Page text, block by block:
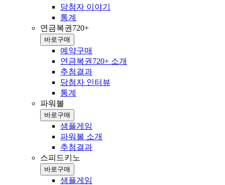
당첨자 이야기
통계
연금복권720+
바로구매
예약구매
연금복권720+ 소개
추첨결과
당첨자 인터뷰
통계
파워볼
바로구매
샘플게임
파워볼 소개
추첨결과
스피드키노
바로구매
샘플게임